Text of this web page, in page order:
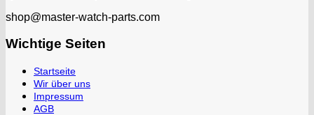
shop@master-watch-parts.com
Wichtige Seiten
Startseite
Wir über uns
Impressum
AGB